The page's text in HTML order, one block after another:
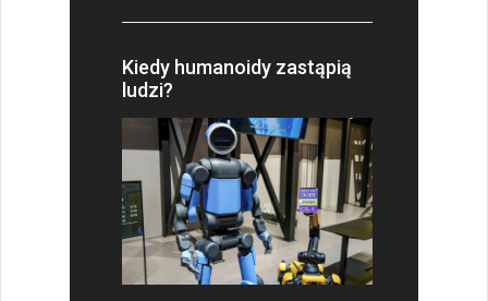
Kiedy humanoidy zastąpią
ludzi?